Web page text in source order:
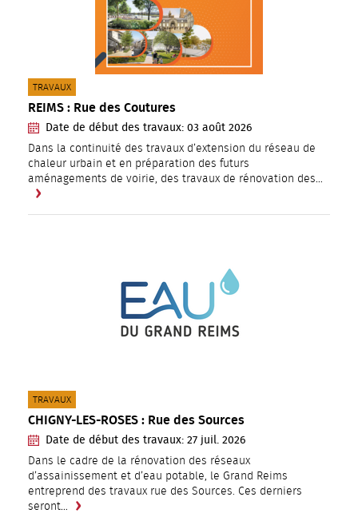
REIMS : Rue des Coutures
Date de début des travaux: 03 août 2026
Dans la continuité des travaux d’extension du réseau de
chaleur urbain et en préparation des futurs
aménagements de voirie, des travaux de rénovation des…
CATÉGORIE(S) :
TRAVAUX
CHIGNY-LES-ROSES : Rue des Sources
Date de début des travaux: 27 juil. 2026
Dans le cadre de la rénovation des réseaux
d’assainissement et d’eau potable, le Grand Reims
entreprend des travaux rue des Sources. Ces derniers
seront…
CATÉGORIE(S) :
TRAVAUX